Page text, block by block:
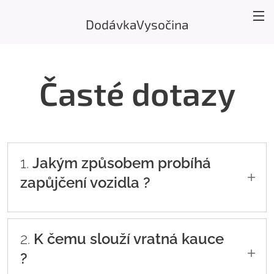
DodávkaVysočina
Časté dotazy
1. Jakým způsobem probíhá
zapůjčení vozidla ?
Pro zapůjčení vozidla je nutné předložit pouze
řidičský průkaz a doklad totožnosti, na
vratnou kauci 5000,- Kč a částku za pronájem
2. K čemu slouží vratná kauce
?